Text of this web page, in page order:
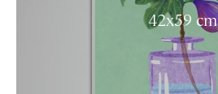
42x59 cm